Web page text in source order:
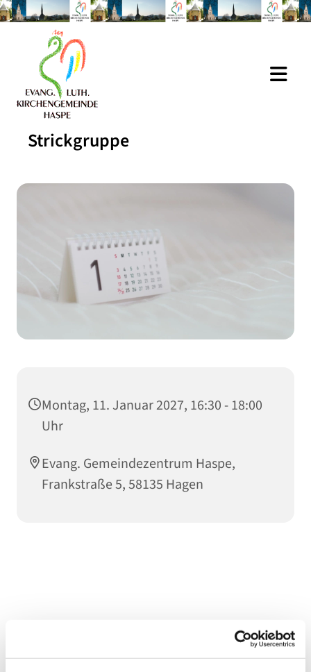
Strickgruppe
Montag, 11. Januar 2027, 16:30 - 18:00
Uhr
Evang. Gemeindezentrum Haspe,
Frankstraße 5, 58135 Hagen